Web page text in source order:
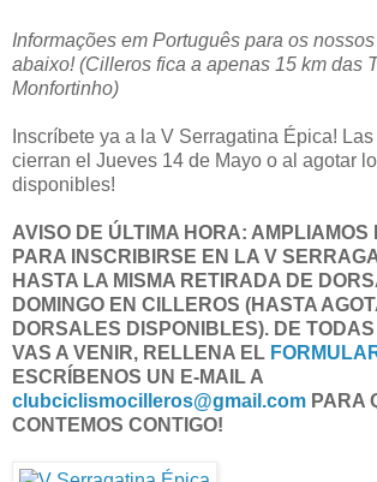
Informações em Português para os
abaixo! (Cilleros fica a apenas 15 km das
Monfortinho)
Inscríbete ya a la V Serragatina Épica!
cierran el Jueves 14 de Mayo o al agotar
disponibles!
AVISO DE ÚLTIMA HORA: AMPLIAMOS
PARA INSCRIBIRSE EN LA V
HASTA LA MISMA RETIRADA DE
DOMINGO EN CILLEROS (HASTA
DORSALES DISPONIBLES). DE TODAS
VAS A VENIR, RELLENA EL
ESCRÍBENOS UN E-MAIL A
clubciclismocilleros@gmail.com PARA
CONTEMOS CONTIGO!